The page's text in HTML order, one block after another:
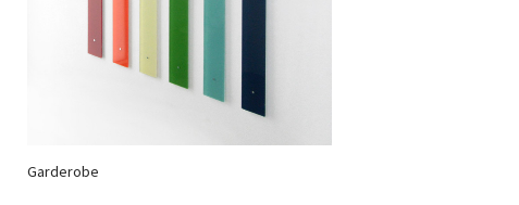
Garderobe